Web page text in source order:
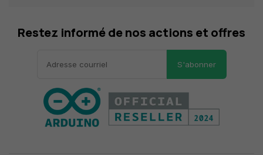
Restez informé de nos actions et offres
S'abonner